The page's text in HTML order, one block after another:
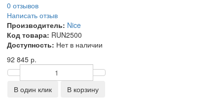
0 отзывов
Написать отзыв
Производитель: Nice
Код товара: RUN2500
Доступность: Нет в наличии
92 845 р.
В один клик В корзину